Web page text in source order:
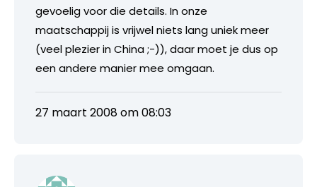
gevoelig voor die details. In onze
maatschappij is vrijwel niets lang uniek meer
(veel plezier in China ;-)), daar moet je dus op
een andere manier mee omgaan.
27 maart 2008 om 08:03